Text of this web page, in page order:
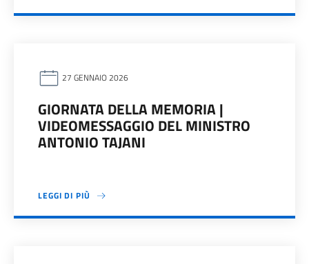
27 GENNAIO 2026
GIORNATA DELLA MEMORIA |
VIDEOMESSAGGIO DEL MINISTRO
ANTONIO TAJANI
LEGGI DI PIÙ